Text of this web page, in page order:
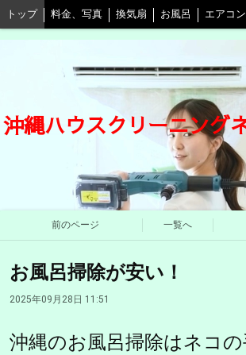
トップ 料金、写真 換気扇 お風呂 エアコン
割引等情報 口コミ 予約 よく
会社概要
プライバシーポリシー
沖縄ハウスクリーニング
前のページ 一覧へ
お風呂掃除が安い！
2025年09月28日 11:51
沖縄のお風呂掃除はネコ